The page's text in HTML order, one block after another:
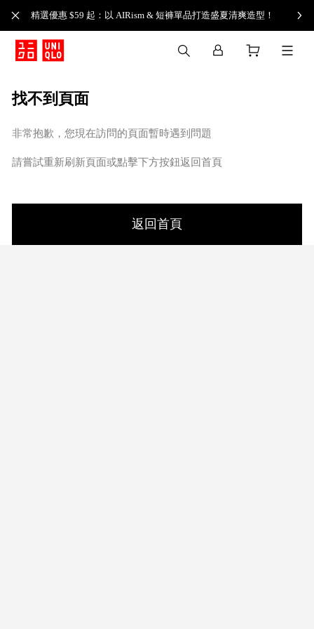
精選優惠 $59 起：以 AIRism & 短褲單品打造盛夏清爽造型！
找不到頁面
非常抱歉，您現在訪問的頁面暫時遇到問題
請嘗試重新刷新頁面或點擊下方按鈕返回首頁
返回首頁